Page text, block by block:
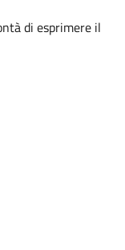
di esprimere il